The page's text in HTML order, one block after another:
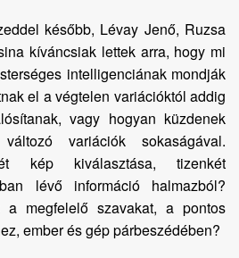
később, Lévay Jenő, Ruzsa
kíváncsiak lettek arra, hogy mi
intelligenciának mondják
el a végtelen variációktól addig
vagy hogyan küzdenek
variációk sokaságával.
kép kiválasztása, tizenkét
lévő információ halmazból?
a megfelelő szavakat, a pontos
ember és gép párbeszédében?